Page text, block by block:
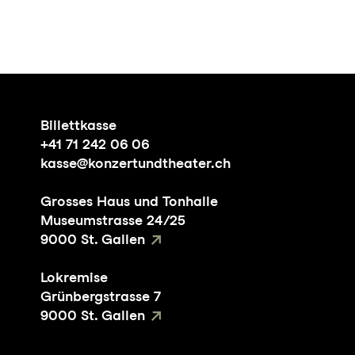
Billettkasse
+41 71 242 06 06
kasse@konzertundtheater.ch
Grosses Haus und Tonhalle
Museumstrasse 24/25
9000 St. Gallen
Lokremise
Grünbergstrasse 7
9000 St. Gallen